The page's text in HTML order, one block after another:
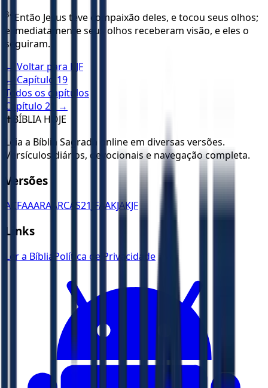
34 Então Jesus teve compaixão deles, e tocou seus olhos;
e imediatamente seus olhos receberam visão, e eles o
seguiram.
← Voltar para KJF
← Capítulo 19
Todos os capítulos
Capítulo 21
→
✝️ BÍBLIA HOJE
Leia a Bíblia Sagrada online em diversas versões.
Versículos diários, devocionais e navegação completa.
Versões
ACFAAARA ARCAS21 JFAAKJAKJF
Links
Ler a Bíblia Política de Privacidade